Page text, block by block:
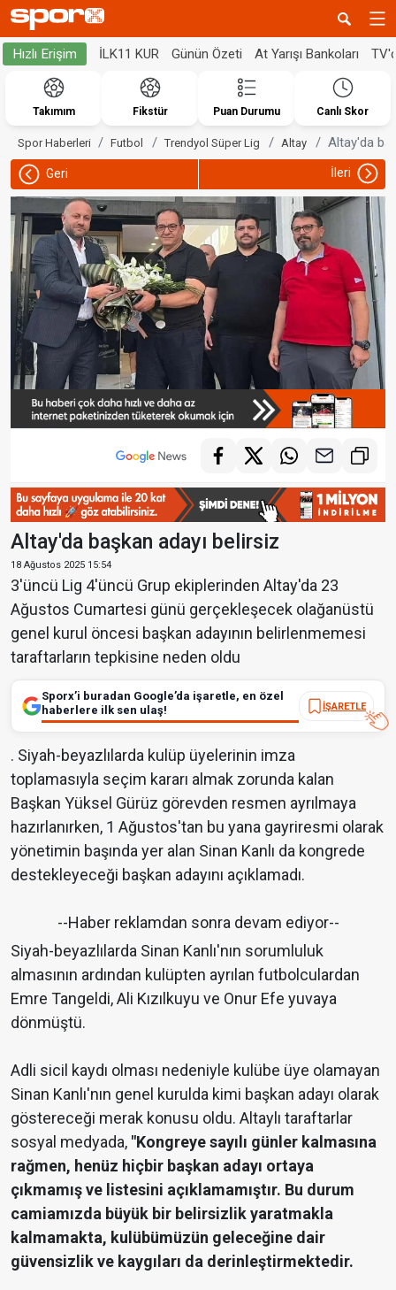
Hızlı Erişim İLK11 KUR Günün Özeti At Yarışı Bankoları
Takımım Fikstür Puan Durumu Canlı Skor
Spor Haberleri Futbol Trendyol Süper Lig Altay Altay'da
Geri İleri
Altay'da başkan adayı belirsiz
18 Ağustos 2025 15:54
3'üncü Lig 4'üncü Grup ekiplerinden Altay'da 23
Ağustos Cumartesi günü gerçekleşecek olağanüstü
genel kurul öncesi başkan adayının belirlenmemesi
taraftarların tepkisine neden oldu
Sporx’i buradan Google’da işaretle, en özel
haberlere ilk sen ulaş!
İŞARETLE
. Siyah-beyazlılarda kulüp üyelerinin imza
toplamasıyla seçim kararı almak zorunda kalan
Başkan Yüksel Gürüz görevden resmen ayrılmaya
hazırlanırken, 1 Ağustos'tan bu yana gayriresmi olarak
yönetimin başında yer alan Sinan Kanlı da kongrede
destekleyeceği başkan adayını açıklamadı.
--Haber reklamdan sonra devam ediyor--
Siyah-beyazlılarda Sinan Kanlı'nın sorumluluk
almasının ardından kulüpten ayrılan futbolculardan
Emre Tangeldi, Ali Kızılkuyu ve Onur Efe yuvaya
dönmüştü.
Adli sicil kaydı olması nedeniyle kulübe üye olamayan
Sinan Kanlı'nın genel kurulda kimi başkan adayı olarak
göstereceği merak konusu oldu. Altaylı taraftarlar
sosyal medyada, "Kongreye sayılı günler kalmasına
rağmen, henüz hiçbir başkan adayı ortaya
çıkmamış ve listesini açıklamamıştır. Bu durum
camiamızda büyük bir belirsizlik yaratmakla
kalmamakta, kulübümüzün geleceğine dair
güvensizlik ve kaygıları da derinleştirmektedir.